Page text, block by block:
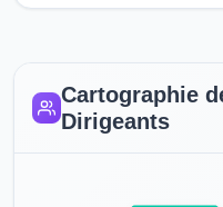
Cartographie
Dirigeants